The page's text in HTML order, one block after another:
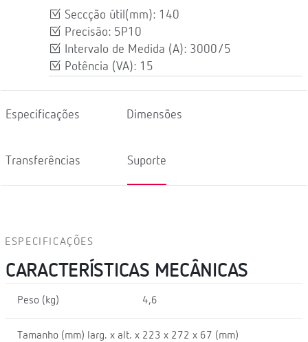
Seccção útil(mm): 140
Precisão: 5P10
Intervalo de Medida (A): 3000/5
Potência (VA): 15
Especificações Dimensões
Transferências Suporte
ESPECIFICAÇÕES
CARACTERÍSTICAS MECÂNICAS
Peso (kg) 4,6
Tamanho (mm) larg. x alt. x 223 x 272 x 67 (mm)